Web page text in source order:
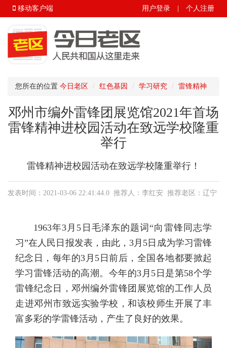
用户登录 个人注册
移动客户端
您所在的位置 今日老区 红色基因 学习研究 雷锋精神
邓州市编外雷锋团展览馆2021年首场
雷锋精神进校园活动在致远学校隆重
举行
雷锋精神进校园活动在致远学校隆重举行！
发表时间：2021-03-06 22:41:44.0 推荐人：李红安 推荐老区：辽宁
1963年3月5日毛泽东的题词“向雷锋同志学
习”在人民日报发表，由此，3月5日成为学习雷锋
纪念日，每年的3月5日前后，全国各地都要掀起
学习雷锋活动的高潮。今年的3月5日是第58个学
雷锋纪念日，邓州编外雷锋团展览馆的工作人员
走进邓州市致远实验学校，和该校师生开展了丰
富多彩的学雷锋活动，产生了良好的效果。